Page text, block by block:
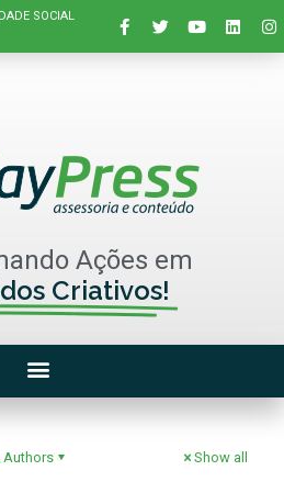
SOCIAL
Ações em
Criativos!
Authors Show all